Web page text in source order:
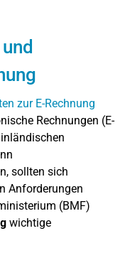
Rechnungen (E-
sollten sich
Anforderungen
(BMF)
wichtige